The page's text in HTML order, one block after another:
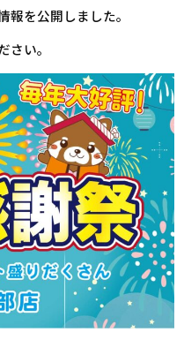
を公開しました。
い。